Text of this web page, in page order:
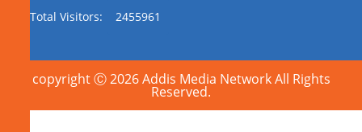
Total Visitors: 2455961
copyright Ⓒ 2026 Addis Media Network All Rights
Reserved.